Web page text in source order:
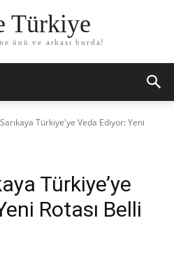
Türkiye
önü ve arkası burda!
Türkiye'ye Veda Ediyor: Yeni
Türkiye’ye
Rotası Belli